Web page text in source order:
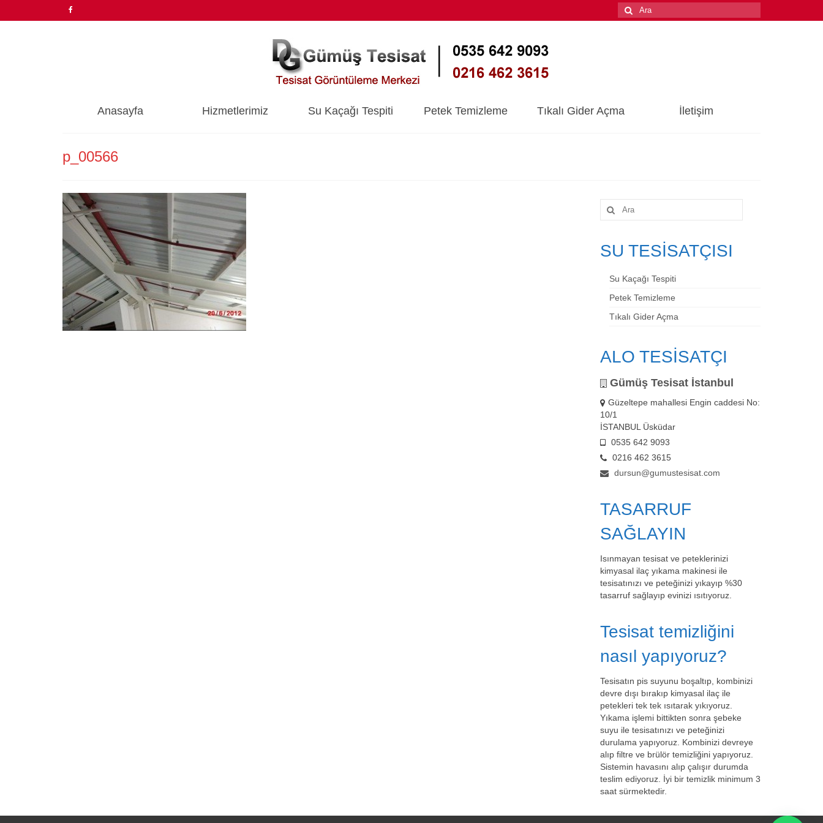
Şunu
ara:
Anasayfa Hizmetlerimiz Su Kaçağı Tespiti Petek Temizleme Tıkalı Gider Açma İletişim
p_00566
Şunu
ara:
SU TESİSATÇISI
Su Kaçağı Tespiti
Petek Temizleme
Tıkalı Gider Açma
ALO TESİSATÇI
Gümüş Tesisat İstanbul
Güzeltepe mahallesi Engin caddesi No:
10/1
İSTANBUL Üsküdar
0535 642 9093
0216 462 3615
dursun@gumustesisat.com
TASARRUF
SAĞLAYIN
Isınmayan tesisat ve peteklerinizi
kimyasal ilaç yıkama makinesi ile
tesisatınızı ve peteğinizi yıkayıp %30
tasarruf sağlayıp evinizi ısıtıyoruz.
Tesisat temizliğini
nasıl yapıyoruz?
Tesisatın pis suyunu boşaltıp, kombinizi
devre dışı bırakıp kimyasal ilaç ile
petekleri tek tek ısıtarak yıkıyoruz.
Yıkama işlemi bittikten sonra şebeke
suyu ile tesisatınızı ve peteğinizi
durulama yapıyoruz. Kombinizi devreye
alıp filtre ve brülör temizliğini yapıyoruz.
Sistemin havasını alıp çalışır durumda
teslim ediyoruz. İyi bir temizlik minimum 3
saat sürmektedir.